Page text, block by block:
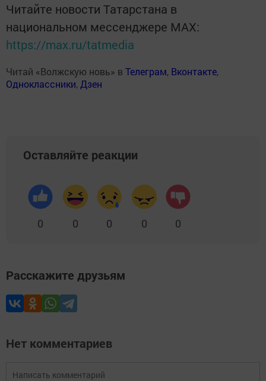
Читайте новости Татарстана в
национальном мессенджере MАХ:
https://max.ru/tatmedia
Читай «Волжскую новь» в Телеграм, Вконтакте,
Одноклассники, Дзен
Оставляйте реакции
0 0 0 0 0
Расскажите друзьям
Нет комментариев